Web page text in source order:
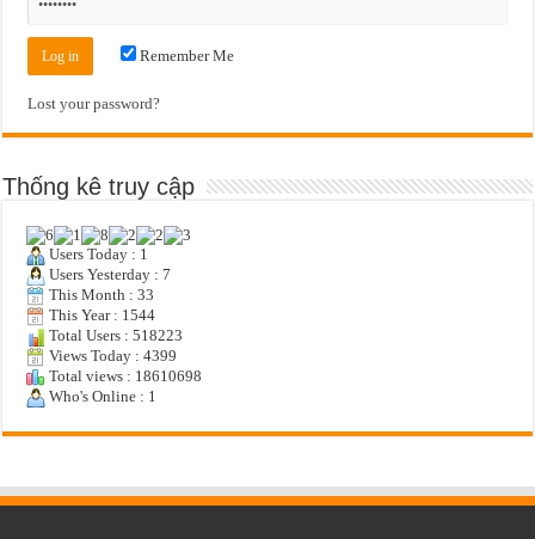
Remember Me
Lost your password?
Thống kê truy cập
Users Today : 1
Users Yesterday : 7
This Month : 33
This Year : 1544
Total Users : 518223
Views Today : 4399
Total views : 18610698
Who's Online : 1